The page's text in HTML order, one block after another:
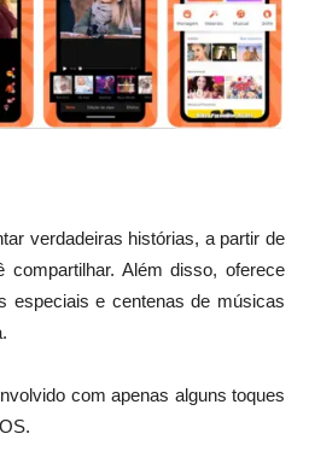
verdadeiras histórias, a partir de
Além disso, oferece
especiais e centenas de músicas
com apenas alguns toques